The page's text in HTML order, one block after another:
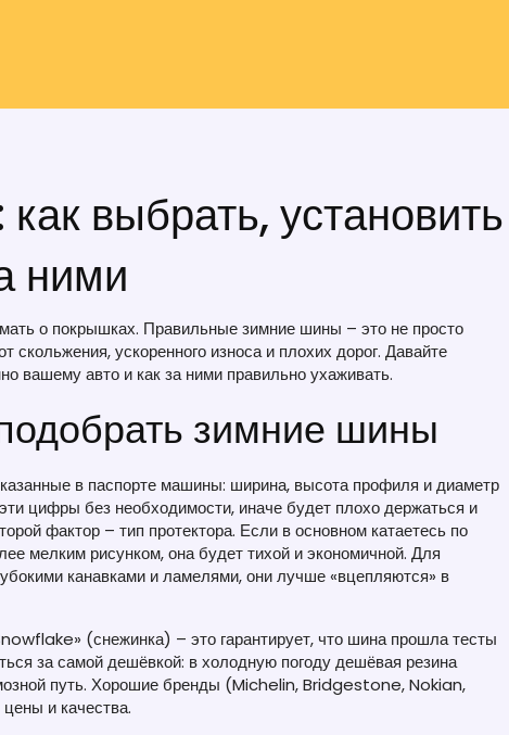
выбрать, установить
ними
о покрышках. Правильные зимние шины – это не просто
скольжения, ускоренного износа и плохих дорог. Давайте
вашему авто и как за ними правильно ухаживать.
зимние шины
в паспорте машины: ширина, высота профиля и диаметр
цифры без необходимости, иначе будет плохо держаться и
фактор – тип протектора. Если в основном катаетесь по
мелким рисунком, она будет тихой и экономичной. Для
канавками и ламелями, они лучше «вцепляются» в
(снежинка) – это гарантирует, что шина прошла тесты
за самой дешёвкой: в холодную погоду дешёвая резина
путь. Хорошие бренды (Michelin, Bridgestone, Nokian,
и качества.